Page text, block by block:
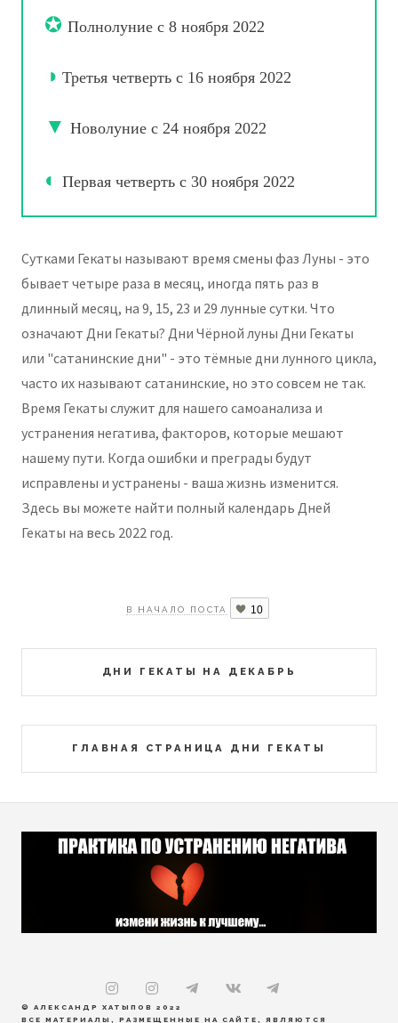
✪ Полнолуние с 8 ноября 2022
◑ Третья четверть с 16 ноября 2022
▼ Новолуние с 24 ноября 2022
◐ Первая четверть с 30 ноября 2022
Сутками Гекаты называют время смены фаз Луны - это
бывает четыре раза в месяц, иногда пять раз в
длинный месяц, на 9, 15, 23 и 29 лунные сутки. Что
означают Дни Гекаты? Дни Чёрной луны Дни Гекаты
или "сатанинские дни" - это тёмные дни лунного цикла,
часто их называют сатанинские, но это совсем не так.
Время Гекаты служит для нашего самоанализа и
устранения негатива, факторов, которые мешают
нашему пути. Когда ошибки и преграды будут
исправлены и устранены - ваша жизнь изменится.
Здесь вы можете найти полный календарь Дней
Гекаты на весь 2022 год.
ГЛАВНАЯ СТРАНИЦА ДНИ ГЕКАТЫ
ДНИ ГЕКАТЫ НА ДЕКАБРЬ
В НАЧАЛО ПОСТА 10
© АЛЕКСАНДР ХАТЫПОВ 2022
ВСЕ МАТЕРИАЛЫ, РАЗМЕЩЕННЫЕ НА САЙТЕ, ЯВЛЯЮТСЯ